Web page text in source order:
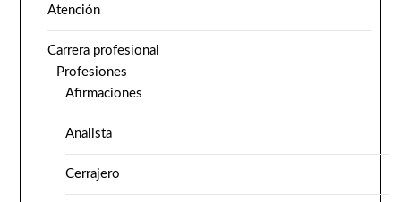
Atención
Carrera profesional
Profesiones
Afirmaciones
Analista
Cerrajero